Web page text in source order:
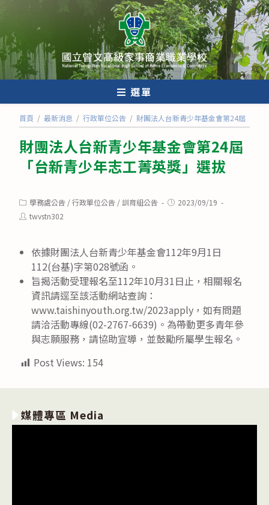
轉
至
主
要
內
選單
首頁 / 最新消息 / 行政單位公告 / 財團法人台新青少年基金會第24屆「台
財團法人台新青少年基金會第24屆
「台新青少年志工菁英獎」選拔
Post
category:
學務處公告 /行政單位公告 /訓育組公告
Post2023/09/19
Posttwvstn302
依據財團法人台新青少年基金會112年9月1日
112(台基)字第028號函。
旨揭活動受理報名至112年10月31日止，相關報名
資訊請逕至該活動網站查詢：
www.taishinyouth.org.tw/2023apply，如有問題
請洽活動專線(02-2767-6639)。為帶動更多青年參
與志願服務，請協助宣導，並鼓勵所屬學生報名。
Post Views: 154
媒體專區 Media